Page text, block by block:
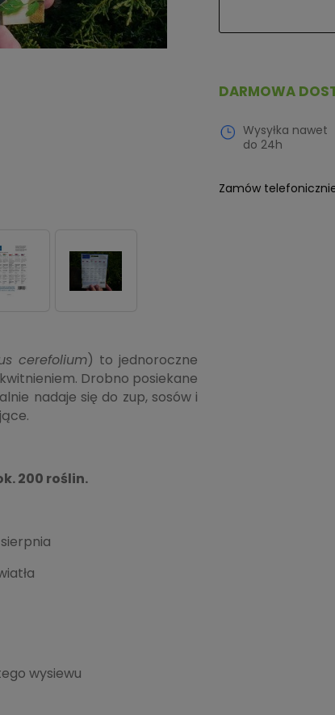
cerefolium) to jednoroczne
Drobno posiekane
nadaje się do zup, sosów i
200 roślin.
wysiewu
DARMOWA
Wysyłka nawet
do 24h
Zamów